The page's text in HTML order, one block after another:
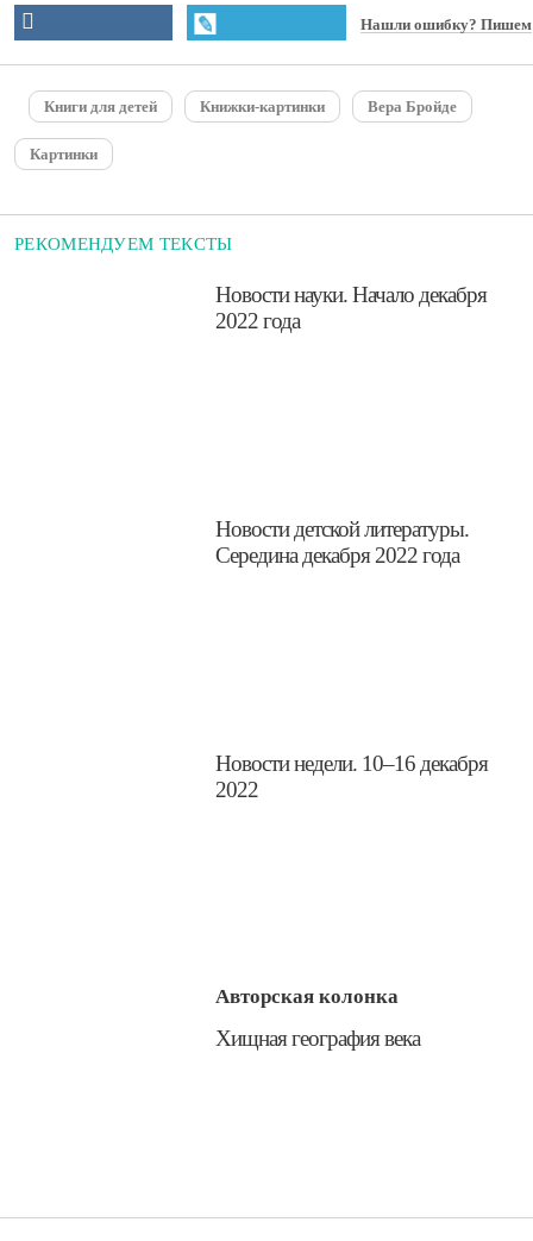
Нашли ошибку? Пишем
Книги для детей Книжки-картинки Вера Бройде
Картинки
РЕКОМЕНДУЕМ ТЕКСТЫ
​Новости науки. Начало декабря
2022 года
​Новости детской литературы.
Середина декабря 2022 года
​Новости недели. 10–16 декабря
2022
Авторская колонка
​Хищная география века